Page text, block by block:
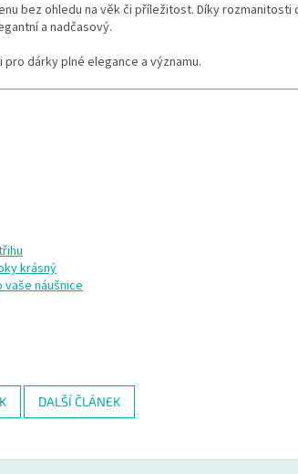
bez ohledu na věk či příležitost. Díky rozmanitosti
a nadčasový.
dárky plné elegance a významu.
krásný
vaše náušnice
DALŠÍ ČLÁNEK